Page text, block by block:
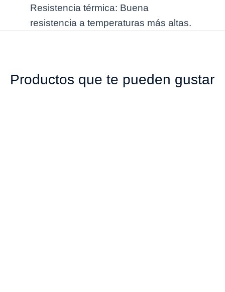
Resistencia térmica: Buena
resistencia a temperaturas más altas.
Productos que te pueden gustar